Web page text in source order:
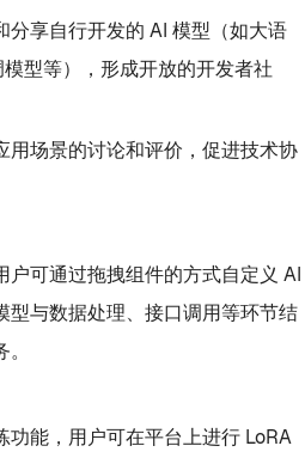
分享自行开发的 AI 模型（如大语
型等），形成开放的开发者社
用场景的讨论和评价，促进技术协
户可通过拖拽组件的方式自定义 AI
型与数据处理、接口调用等环节结
功能，用户可在平台上进行 LoRA